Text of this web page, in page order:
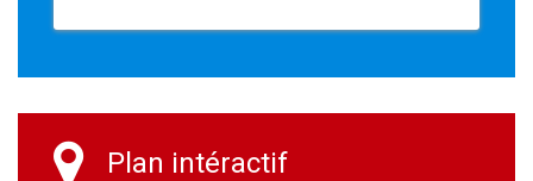
Plan intéractif